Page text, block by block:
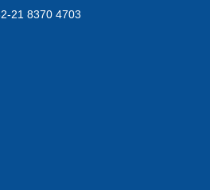
21 8370 4703